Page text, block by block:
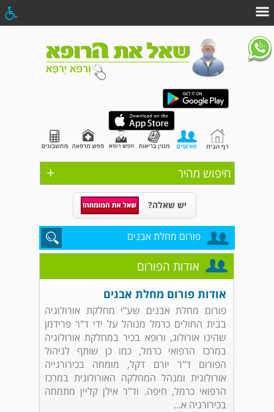
+ חיפוש מהיר
יש שאלה?
פורום מחלת אבנים
אודות הפורום
אודות פורום מחלת אבנים
פורום מחלת אבנים שע"י מחלקת אורולוגיה
בבית החולים כרמל מנוהל על ידי ד"ר פרידמן
שהינו אורולוג, ורופא בכיר במחלקת אורולוגיה
במרכז הרפואי כרמל, כמו כן שותף לניהול
הפורום ד"ר יורם דקל, מומחה בכירורגייה
אורולוגית ומנהל המחלקה האורולוגית במרכז
הרפואי כרמל, חיפה. וד"ר אילן קליין מתמחה
בכירורגיה א...